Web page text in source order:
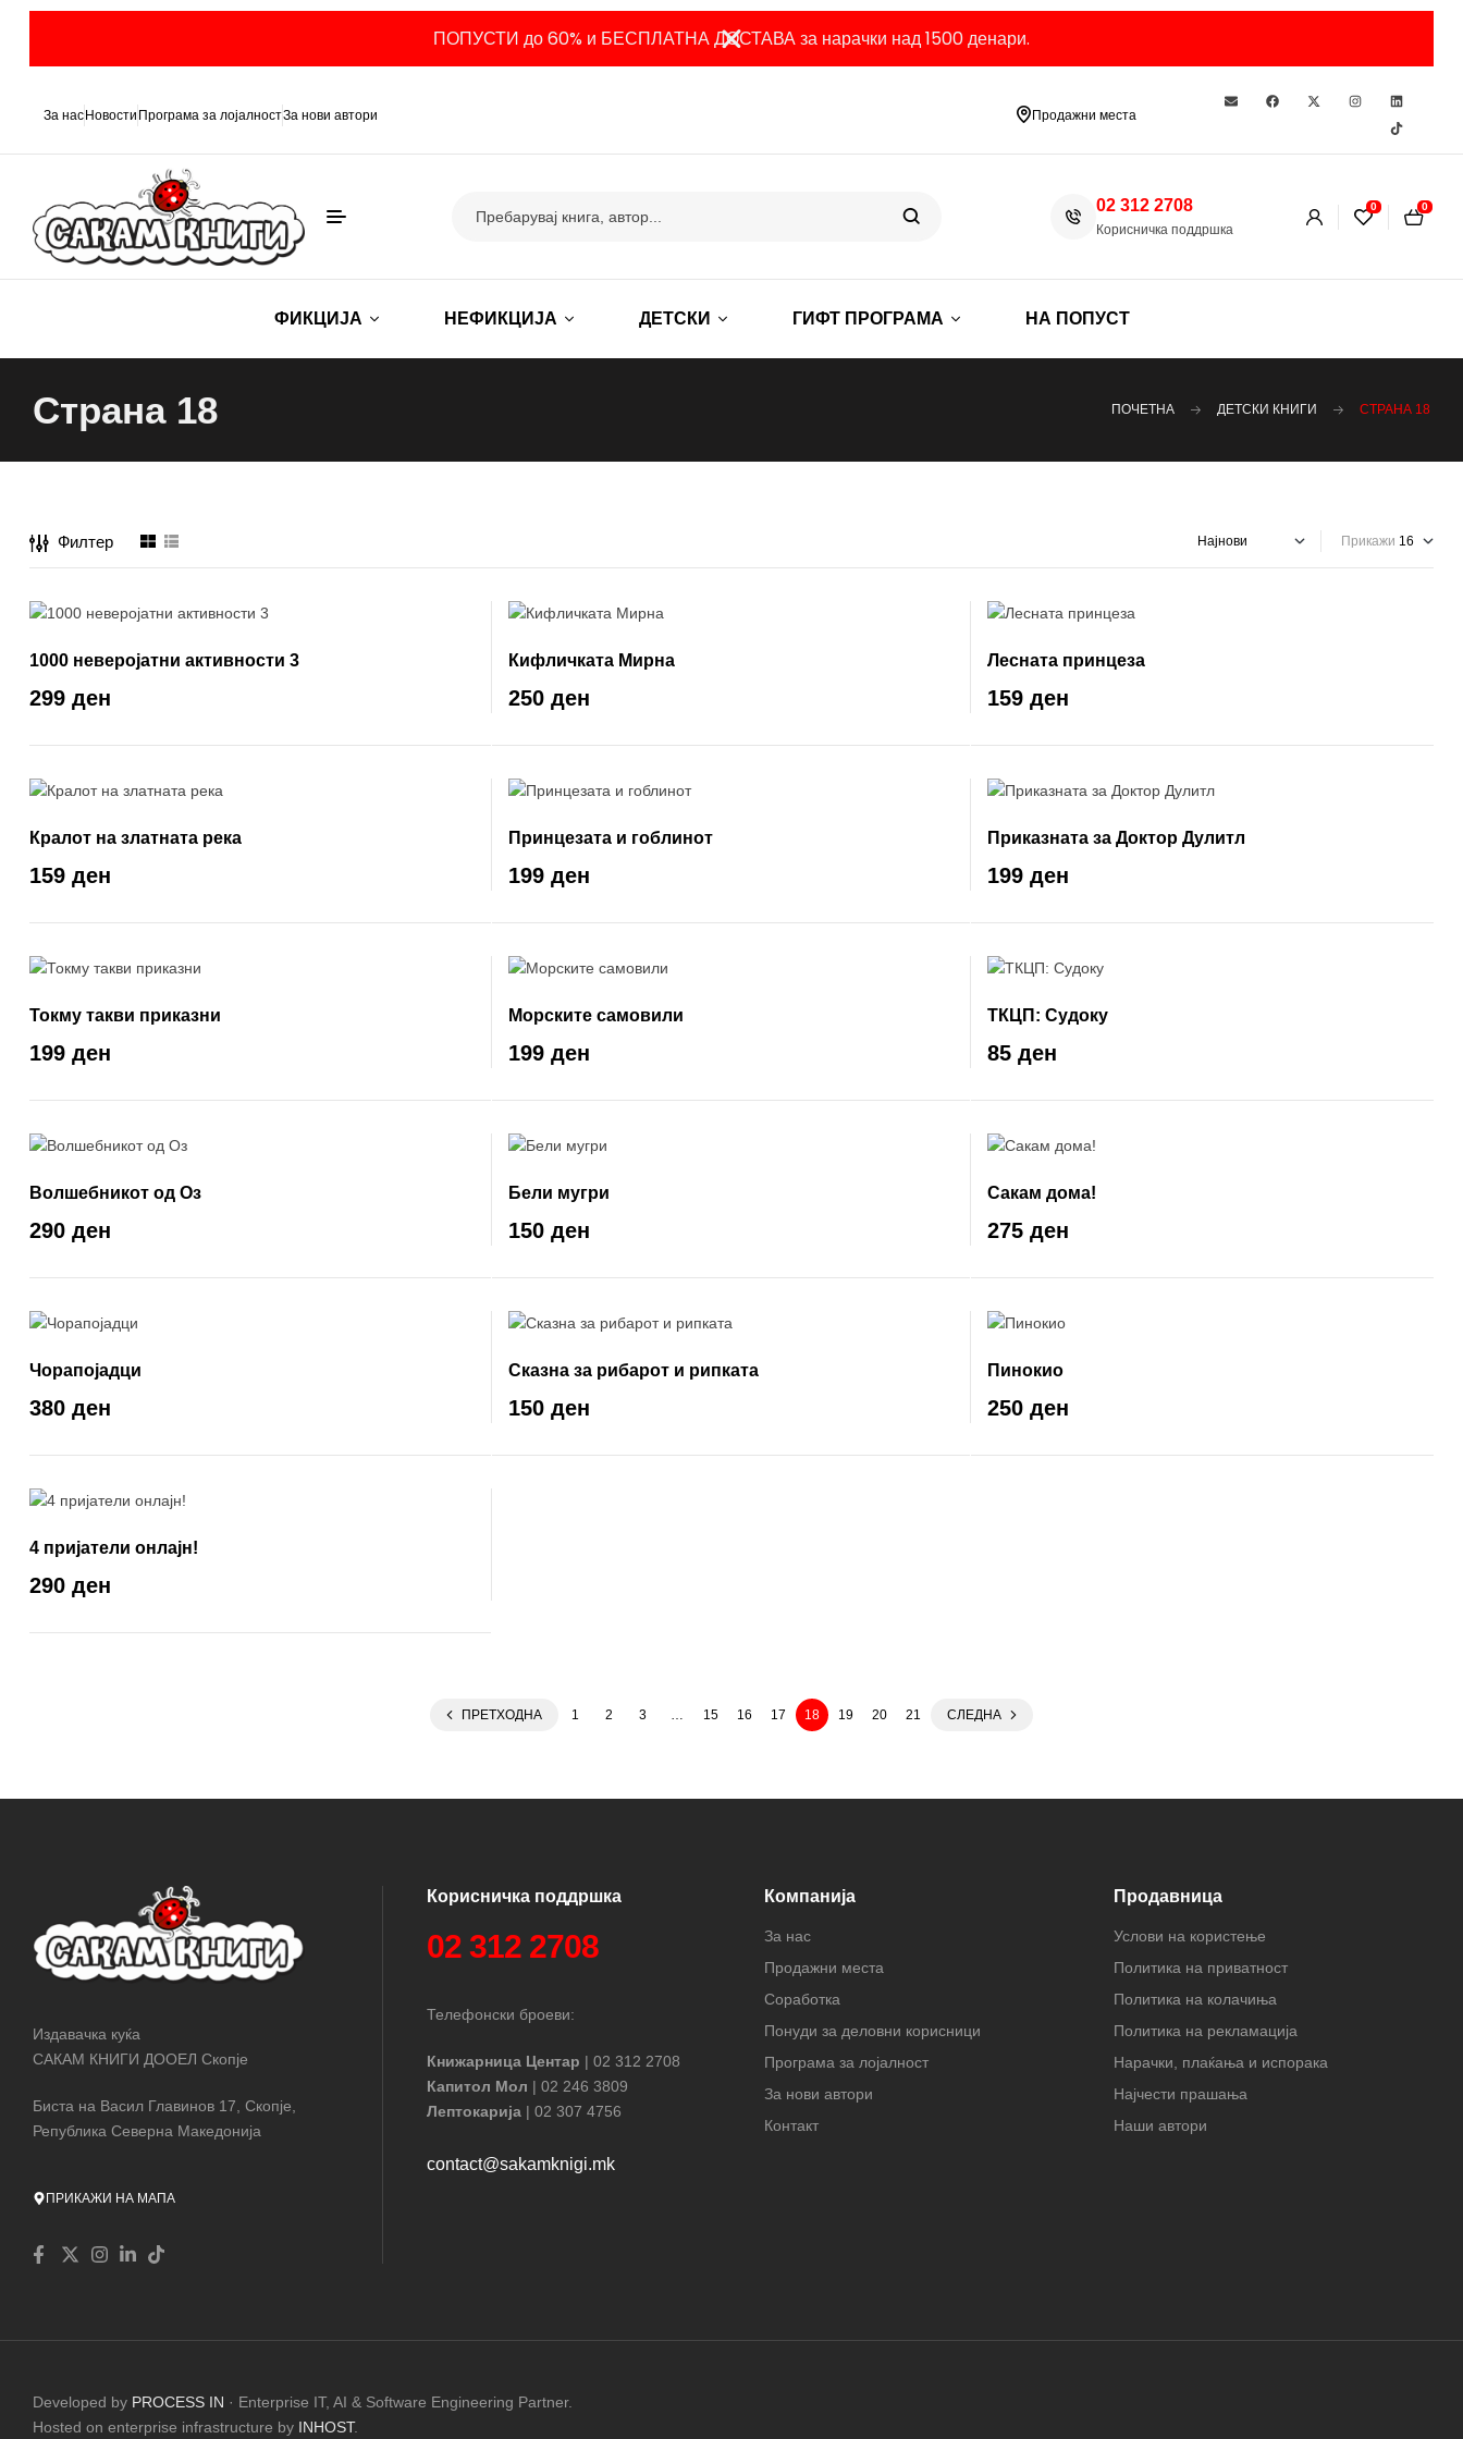
ПОПУСТИ до 60% и БЕСПЛАТНА ДОСТАВА за нарачки над 1500 денари.
За нас Новости Програма за лојалностЗа нови автори Продажни места
02 312 2708
Корисничка поддршка
0 0
ФИКЦИЈА НЕФИКЦИЈА ДЕТСКИ ГИФТ ПРОГРАМА НА ПОПУСТ
Страна 18 ПОЧЕТНА ДЕТСКИ КНИГИ СТРАНА 18
Филтер Прикажи
1000 неверојатни активности 3
299 ден
Кифличката Мирна
250 ден
Лесната принцеза
159 ден
Кралот на златната река
159 ден
Принцезата и гоблинот
199 ден
Приказната за Доктор Дулитл
199 ден
Токму такви приказни
199 ден
Морските самовили
199 ден
ТКЦП: Судоку
85 ден
Волшебникот од Оз
290 ден
Бели мугри
150 ден
Сакам дома!
275 ден
Чорапојадци
380 ден
Сказна за рибарот и рипката
150 ден
Пинокио
250 ден
4 пријатели онлајн!
290 ден
ПРЕТХОДНА 1 2 3 15 16 17 18 19 20 21 СЛЕДНА
Издавачка куќа
САКАМ КНИГИ ДООЕЛ Скопје
Биста на Васил Главинов 17, Скопје,
Република Северна Македонија
ПРИКАЖИ НА МАПА
Корисничка поддршка
02 312 2708
Телефонски броеви:
Книжарница Центар | 02 312 2708
Капитол Мол | 02 246 3809
Лептокарија | 02 307 4756
contact@sakamknigi.mk
Компанија
За нас
Продажни места
Соработка
Понуди за деловни корисници
Програма за лојалност
За нови автори
Контакт
Продавница
Услови на користење
Политика на приватност
Политика на колачиња
Политика на рекламација
Нарачки, плаќања и испорака
Најчести прашања
Наши автори
Developed by PROCESS IN · Enterprise IT, AI & Software Engineering Partner.
Hosted on enterprise infrastructure by INHOST.